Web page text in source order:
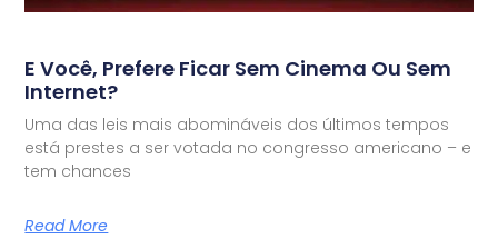
E Você, Prefere Ficar Sem Cinema Ou Sem
Internet?
Uma das leis mais abomináveis dos últimos tempos
está prestes a ser votada no congresso americano – e
tem chances
Read More